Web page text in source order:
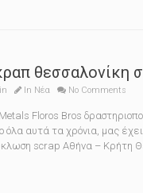
θεσσαλονίκη
In Νέα No Comments
Floros Bros
αυτά τα χρόνια, μας
scrap Αθήνα – Κρήτη